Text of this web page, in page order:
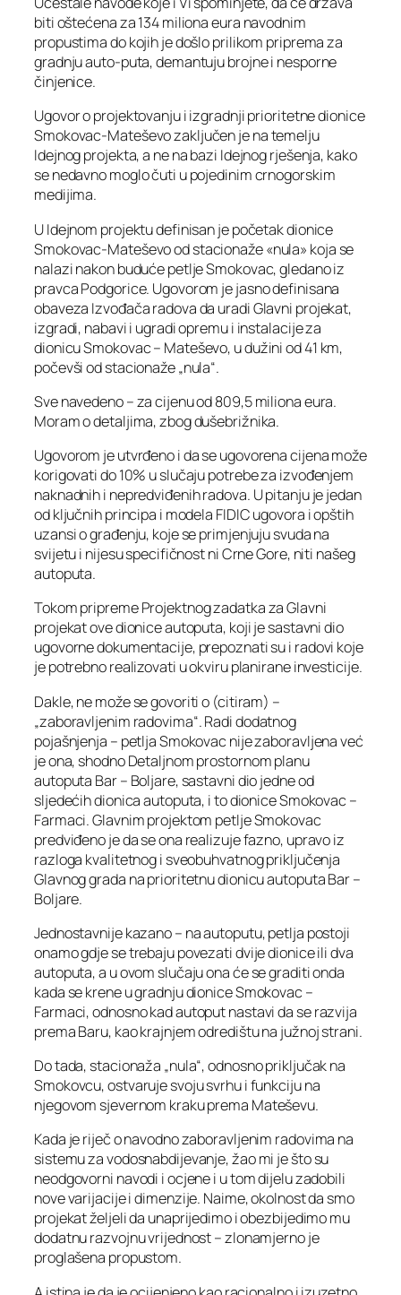
biti oštećena za 134 miliona eura navodnim
propustima do kojih je došlo prilikom priprema za
gradnju auto-puta, demantuju brojne i nesporne
činjenice.
Ugovor o projektovanju i izgradnji prioritetne dionice
Smokovac-Mateševo zaključen je na temelju
Idejnog projekta, a ne na bazi Idejnog rješenja, kako
se nedavno moglo čuti u pojedinim crnogorskim
medijima.
U Idejnom projektu definisan je početak dionice
Smokovac-Mateševo od stacionaže «nula» koja se
nalazi nakon buduće petlje Smokovac, gledano iz
pravca Podgorice. Ugovorom je jasno definisana
obaveza Izvođača radova da uradi Glavni projekat,
izgradi, nabavi i ugradi opremu i instalacije za
dionicu Smokovac – Mateševo, u dužini od 41 km,
počevši od stacionaže „nula“.
Sve navedeno – za cijenu od 809,5 miliona eura.
Moram o detaljima, zbog dušebrižnika.
Ugovorom je utvrđeno i da se ugovorena cijena može
korigovati do 10% u slučaju potrebe za izvođenjem
naknadnih i nepredviđenih radova. U pitanju je jedan
od ključnih principa i modela FIDIC ugovora i opštih
uzansi o građenju, koje se primjenjuju svuda na
svijetu i nijesu specifičnost ni Crne Gore, niti našeg
autoputa.
Tokom pripreme Projektnog zadatka za Glavni
projekat ove dionice autoputa, koji je sastavni dio
ugovorne dokumentacije, prepoznati su i radovi koje
je potrebno realizovati u okviru planirane investicije.
Dakle, ne može se govoriti o (citiram) –
„zaboravljenim radovima“. Radi dodatnog
pojašnjenja – petlja Smokovac nije zaboravljena već
je ona, shodno Detaljnom prostornom planu
autoputa Bar – Boljare, sastavni dio jedne od
sljedećih dionica autoputa, i to dionice Smokovac –
Farmaci. Glavnim projektom petlje Smokovac
predviđeno je da se ona realizuje fazno, upravo iz
razloga kvalitetnog i sveobuhvatnog priključenja
Glavnog grada na prioritetnu dionicu autoputa Bar –
Boljare.
Jednostavnije kazano – na autoputu, petlja postoji
onamo gdje se trebaju povezati dvije dionice ili dva
autoputa, a u ovom slučaju ona će se graditi onda
kada se krene u gradnju dionice Smokovac –
Farmaci, odnosno kad autoput nastavi da se razvija
prema Baru, kao krajnjem odredištu na južnoj strani.
Do tada, stacionaža „nula“, odnosno priključak na
Smokovcu, ostvaruje svoju svrhu i funkciju na
njegovom sjevernom kraku prema Mateševu.
Kada je riječ o navodno zaboravljenim radovima na
sistemu za vodosnabdijevanje, žao mi je što su
neodgovorni navodi i ocjene i u tom dijelu zadobili
nove varijacije i dimenzije. Naime, okolnost da smo
projekat željeli da unaprijedimo i obezbijedimo mu
dodatnu razvojnu vrijednost – zlonamjerno je
proglašena propustom.